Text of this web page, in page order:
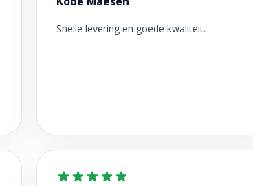
Snelle levering en goede kwaliteit.